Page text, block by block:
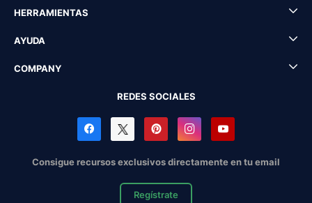
HERRAMIENTAS
AYUDA
COMPANY
REDES SOCIALES
Consigue recursos exclusivos directamente en tu email
Regístrate